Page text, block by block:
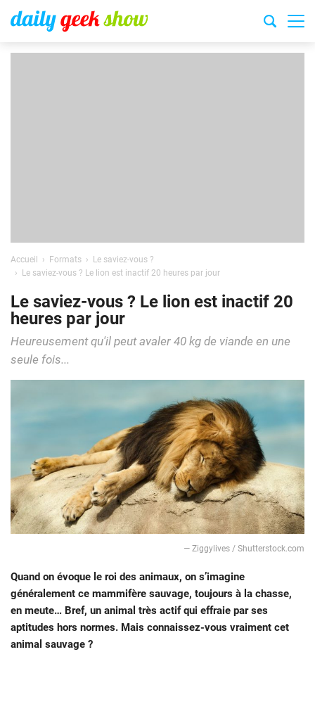
Accueil Formats
Le saviez-vous ?
Le saviez-vous ? Le lion est inactif 20 heures par jour
Le saviez-vous ? Le lion est inactif 20
heures par jour
Heureusement qu'il peut avaler 40 kg de viande en une
seule fois...
― Ziggylives / Shutterstock.com
Quand on évoque le roi des animaux, on s’imagine
généralement ce mammifère sauvage, toujours à la chasse,
en meute… Bref, un animal très actif qui effraie par ses
aptitudes hors normes. Mais connaissez-vous vraiment cet
animal sauvage ?